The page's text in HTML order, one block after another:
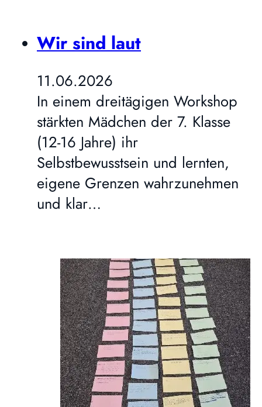
Wir sind laut
11.06.2026
In einem dreitägigen Workshop
stärkten Mädchen der 7. Klasse
(12-16 Jahre) ihr
Selbstbewusstsein und lernten,
eigene Grenzen wahrzunehmen
und klar…